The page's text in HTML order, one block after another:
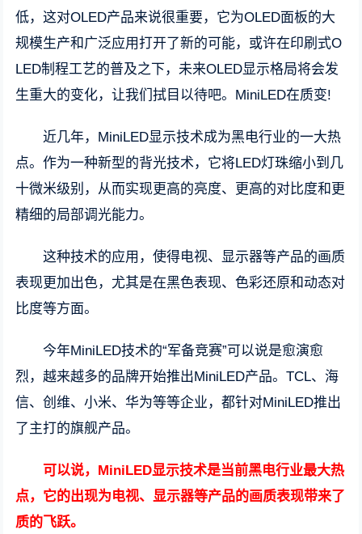
低，这对OLED产品来说很重要，它为OLED面板的大
规模生产和广泛应用打开了新的可能，或许在印刷式O
LED制程工艺的普及之下，未来OLED显示格局将会发
生重大的变化，让我们拭目以待吧。MiniLED在质变!
近几年，MiniLED显示技术成为黑电行业的一大热
点。作为一种新型的背光技术，它将LED灯珠缩小到几
十微米级别，从而实现更高的亮度、更高的对比度和更
精细的局部调光能力。
这种技术的应用，使得电视、显示器等产品的画质
表现更加出色，尤其是在黑色表现、色彩还原和动态对
比度等方面。
今年MiniLED技术的“军备竞赛”可以说是愈演愈
烈，越来越多的品牌开始推出MiniLED产品。TCL、海
信、创维、小米、华为等等企业，都针对MiniLED推出
了主打的旗舰产品。
可以说，MiniLED显示技术是当前黑电行业最大热
点，它的出现为电视、显示器等产品的画质表现带来了
质的飞跃。